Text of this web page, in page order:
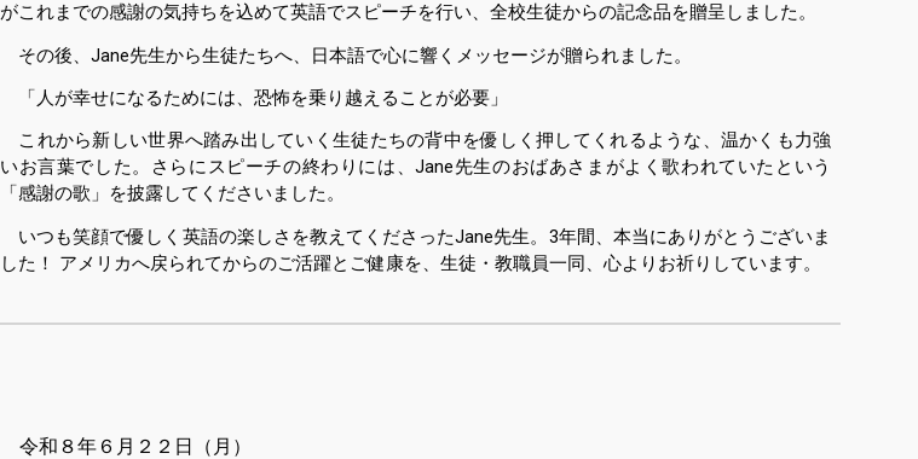
がこれまでの感謝の気持ちを込めて英語でスピーチを行い、全校生徒からの記念品を贈呈しました。
その後、Jane先生から生徒たちへ、日本語で心に響くメッセージが贈られました。
「人が幸せになるためには、恐怖を乗り越えることが必要」
これから新しい世界へ踏み出していく生徒たちの背中を優しく押してくれるような、温かくも力強
いお言葉でした。さらにスピーチの終わりには、Jane先生のおばあさまがよく歌われていたという
「感謝の歌」を披露してくださいました。
いつも笑顔で優しく英語の楽しさを教えてくださったJane先生。3年間、本当にありがとうございま
した！ アメリカへ戻られてからのご活躍とご健康を、生徒・教職員一同、心よりお祈りしています。
令和８年６月２２日（月）